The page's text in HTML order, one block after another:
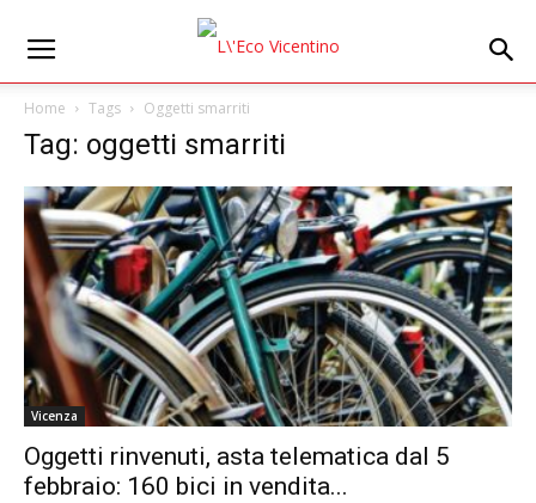
Home Tags Oggetti smarriti
Tag: oggetti smarriti
Vicenza
Oggetti rinvenuti, asta telematica dal 5
febbraio: 160 bici in vendita...